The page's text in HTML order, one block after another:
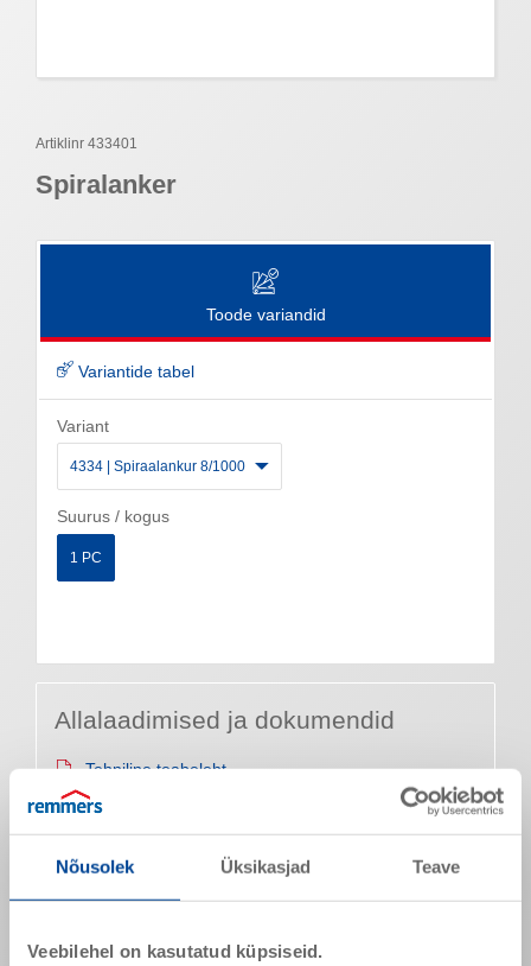
Nõusolek Üksikasjad Teave
Veebilehel on kasutatud küpsiseid.
Artiklinr 433401
Spiralanker
Toode variandid
Variantide tabel
Variant
4334 | Spiraalankur 8/1000
Suurus / kogus
1 PC
Allalaadimised ja dokumendid
Tehniline teabeleht
➥Lisadokumendid (nt hindamistõendid/aruanded) eri
different languages
Toote omadused